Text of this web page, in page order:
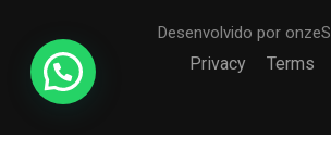
Desenvolvido por onzeS
Privacy Terms